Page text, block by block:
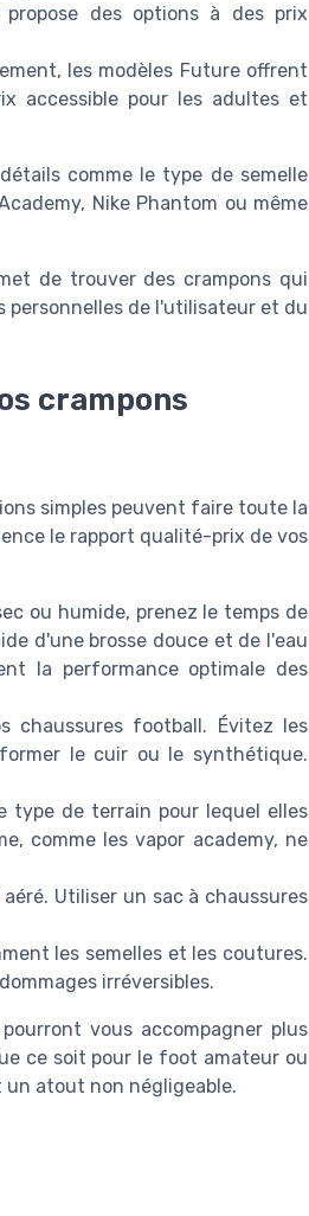
des options à des prix
les modèles Future offrent
accessible pour les adultes et
comme le type de semelle
Nike Phantom ou même
de trouver des crampons qui
de l'utilisateur et du
crampons
simples peuvent faire toute la
le rapport qualité-prix de vos
ou humide, prenez le temps de
d'une brosse douce et de l'eau
la performance optimale des
chaussures football. Évitez les
le cuir ou le synthétique.
type de terrain pour lequel elles
comme les vapor academy, ne
Utiliser un sac à chaussures
les semelles et les coutures.
irréversibles.
vous accompagner plus
ce soit pour le foot amateur ou
atout non négligeable.